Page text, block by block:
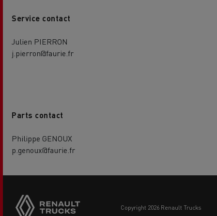
Service contact
Julien PIERRON
j.pierron@faurie.fr
Parts contact
Philippe GENOUX
p.genoux@faurie.fr
copyright 2026 Renault Trucks